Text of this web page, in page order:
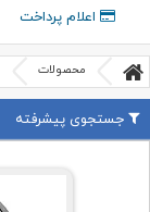
اعلام پرداخت
محصولات
جستجوی پیشرفته